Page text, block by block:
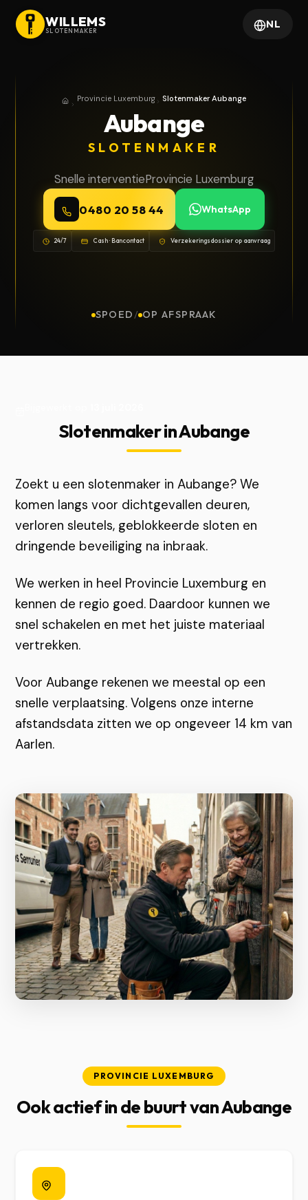
WILLEMS
SLOTENMAKER NL
HomeProvincie Luxemburg
Provincie Luxemburg Slotenmaker Aubange
Aubange
SLOTENMAKER
Snelle interventieProvincie Luxemburg
0480 20 58 44 WhatsApp
24/7 Cash · Bancontact Verzekeringsdossier op aanvraag
SPOED / OP AFSPRAAK
Slotenmaker in Aubange
Zoekt u een slotenmaker in Aubange? We
komen langs voor dichtgevallen deuren,
verloren sleutels, geblokkeerde sloten en
dringende beveiliging na inbraak.
We werken in heel Provincie Luxemburg en
kennen de regio goed. Daardoor kunnen we
snel schakelen en met het juiste materiaal
vertrekken.
Voor Aubange rekenen we meestal op een
snelle verplaatsing. Volgens onze interne
afstandsdata zitten we op ongeveer 14 km van
Aarlen.
PROVINCIE LUXEMBURG
Ook actief in de buurt van Aubange